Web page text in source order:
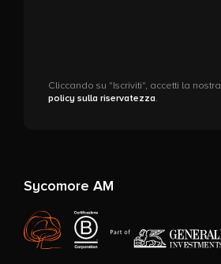
Cliccando su "Iscriviti", accetti la nostra
policy sulla riservatezza.
Sycomore AM